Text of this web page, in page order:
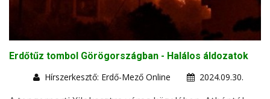
Erdőtűz tombol Görögországban - Halálos áldozatok
Hírszerkesztő: Erdő-Mező Online
2024.09.30.